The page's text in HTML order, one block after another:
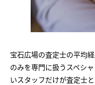
宝石広場の査定士の平均
のみを専門に扱うスペシ
いスタッフだけが査定士